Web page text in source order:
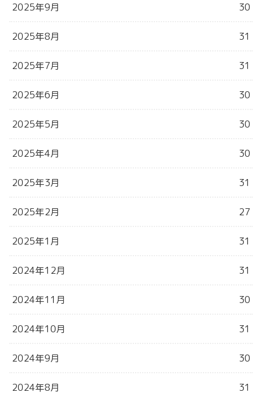
2025年9月 30
2025年8月 31
2025年7月 31
2025年6月 30
2025年5月 30
2025年4月 30
2025年3月 31
2025年2月 27
2025年1月 31
2024年12月 31
2024年11月 30
2024年10月 31
2024年9月 30
2024年8月 31